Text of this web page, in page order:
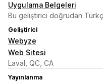
Uygulama Belgeleri
Bu geliştirici doğrudan
Geliştirici
Webyze
Web Sitesi
Laval, QC, CA
Yayınlanma